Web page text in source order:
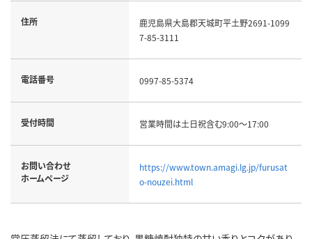
住所
鹿児島県大島郡天城町平土野2691-1099
7-85-3111
電話番号 0997-85-5374
受付時間 営業時間は土日祝含む9:00～17:00
お問い合わせ
ホームページ
https://www.town.amagi.lg.jp/furusat
o-nouzei.html